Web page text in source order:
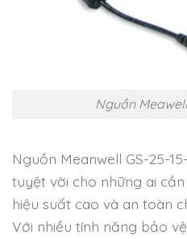
Nguồn
Nguồn Meanwell GS-25-
tuyệt vời cho những ai
hiệu suất cao và an toàn
Với nhiều tính năng bảo